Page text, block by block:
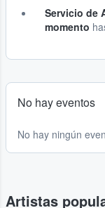
Servicio de
momento
No hay eventos
No hay ningún
Artistas